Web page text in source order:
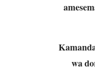
wa